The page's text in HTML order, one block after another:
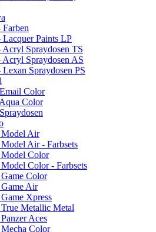
Farben
Lacquer Paints LP
Acryl Spraydosen TS
Acryl Spraydosen AS
Spraydosen PS
Color
Color
Air
Air - Farbsets
Color
Color - Farbsets
Color
Air
Xpress
Metallic Metal
Aces
Color